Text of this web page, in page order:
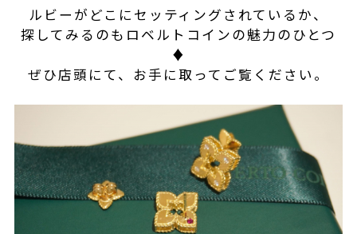
ルビーがどこにセッティングされているか、
探してみるのもロベルトコインの魅力のひとつ
♦️
ぜひ店頭にて、お手に取ってご覧ください。